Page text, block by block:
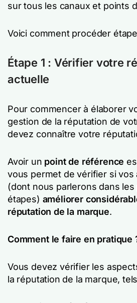
sur tous les canaux et points
Voici comment procéder
Étape 1 : Vérifier votre
actuelle
Pour commencer à élaborer
gestion de la réputation de
devez connaître votre
Avoir un point de référence
vous permet de vérifier si vos
(dont nous parlerons dans
étapes) améliorer
réputation de la marque.
Comment le faire en pratique
Vous devez vérifier les
la réputation de la marque,